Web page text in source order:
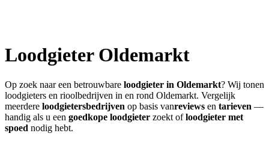
Loodgieter Oldemarkt
Op zoek naar een betrouwbare loodgieter in Oldemarkt? Wij tonen
loodgieters en rioolbedrijven in en rond Oldemarkt. Vergelijk
meerdere loodgietersbedrijven op basis vanreviews en tarieven —
handig als u een goedkope loodgieter zoekt ofloodgieter met
spoed nodig hebt.